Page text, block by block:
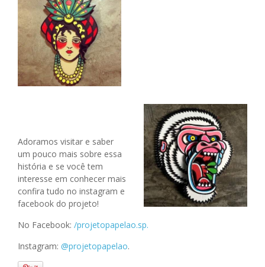
Adoramos visitar e saber
um pouco mais sobre essa
história e se você tem
interesse em conhecer mais
confira tudo no instagram e
facebook do projeto!
No Facebook: /projetopapelao.sp.
Instagram: @projetopapelao.